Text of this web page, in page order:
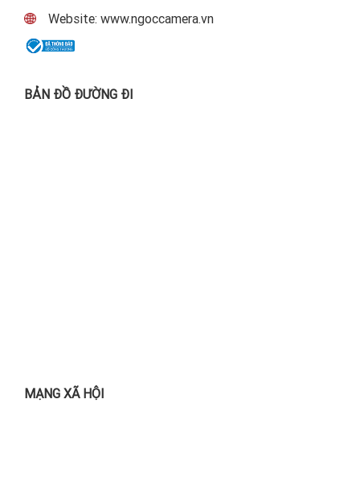
Website: www.ngoccamera.vn
BẢN ĐỒ ĐƯỜNG ĐI
MẠNG XÃ HỘI